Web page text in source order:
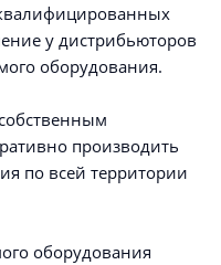
у дистрибьюторов
оборудования.
производить
по всей территории
оборудования